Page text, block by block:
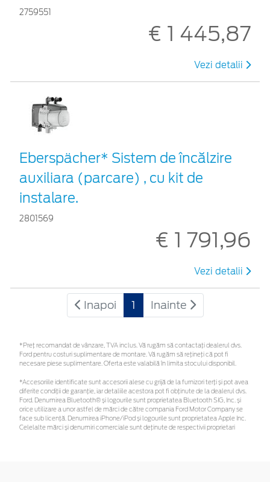
2759551
€ 1 445,87
Vezi detalii
Eberspächer* Sistem de încălzire
auxiliara (parcare) , cu kit de
instalare.
2801569
€ 1 791,96
Vezi detalii
Inapoi 1 Inainte
*Preţ recomandat de vânzare, TVA inclus. Vă rugăm să contactaţi dealerul dvs.
Ford pentru costuri suplimentare de montare. Vă rugăm să rețineți că pot fi
necesare piese suplimentare. Oferta este valabilă în limita stocului disponibil.
*Accesoriile identificate sunt accesorii alese cu grijă de la furnizori terți și pot avea
diferite condiții de garanție, iar detaliile acestora pot fi obținute de la dealerul dvs.
Ford. Denumirea Bluetooth® și logourile sunt proprietatea Bluetooth SIG, Inc. și
orice utilizare a unor astfel de mărci de către compania Ford Motor Company se
face sub licență. Denumirea iPhone/iPod și logourile sunt proprietatea Apple Inc.
Celelalte mărci și denumiri comerciale sunt deținute de respectivii proprietari